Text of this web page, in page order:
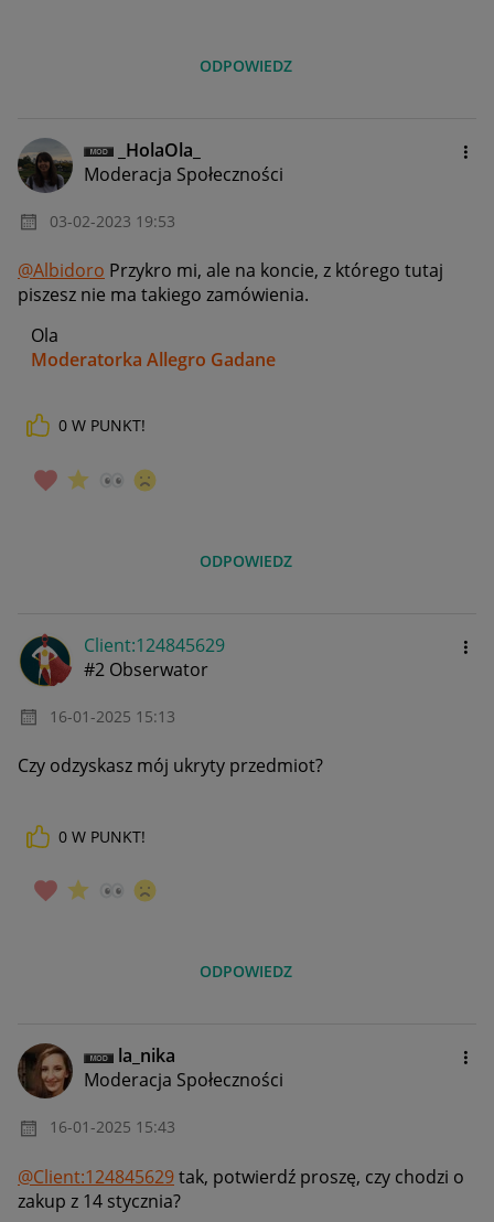
ODPOWIEDZ
_HolaOla_
Moderacja Społeczności
‎03-02-2023 19:53
@Albidoro Przykro mi, ale na koncie, z którego tutaj
piszesz nie ma takiego zamówienia.
Ola
Moderatorka Allegro Gadane
0 W PUNKT!
ODPOWIEDZ
Client:124845629
#2 Obserwator
‎16-01-2025 15:13
Czy odzyskasz mój ukryty przedmiot?
0 W PUNKT!
ODPOWIEDZ
la_nika
Moderacja Społeczności
‎16-01-2025 15:43
@Client:124845629tak, potwierdź proszę, czy chodzi o
zakup z 14 stycznia?